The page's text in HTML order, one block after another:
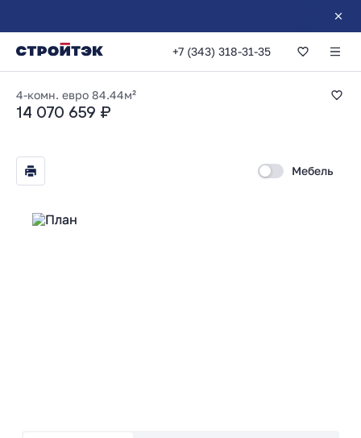
У вас
+7 (343) 318-31-35
3-комнатная
4-комн. евро 84.44м²
14 070 659 ₽
Мебель